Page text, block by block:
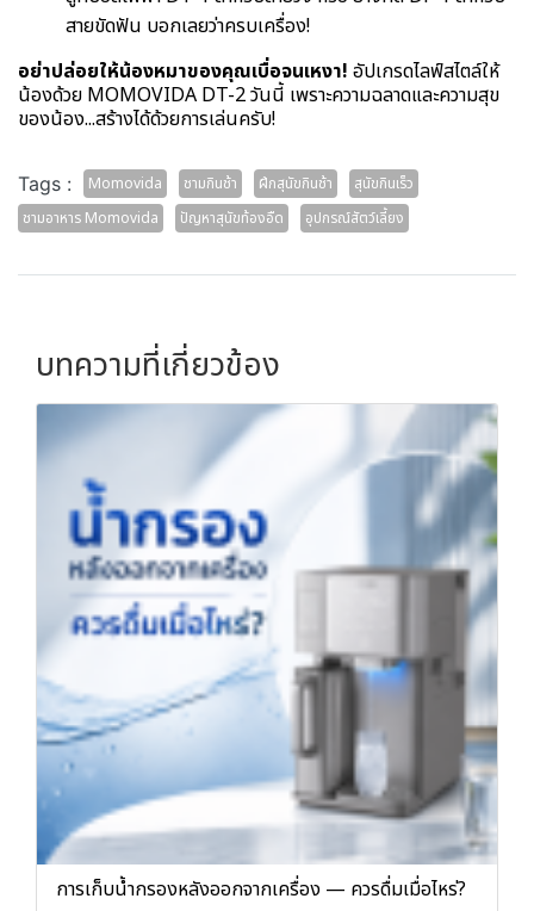
สายขัดฟัน บอกเลยว่าครบเครื่อง!
อย่าปล่อยให้น้องหมาของคุณเบื่อจนเหงา! อัปเกรดไลฟ์สไตล์ให้
น้องด้วย MOMOVIDA DT-2 วันนี้ เพราะความฉลาดและความสุข
ของน้อง...สร้างได้ด้วยการเล่นครับ!
Tags : Momovida ชามกินช้า ฝึกสุนัขกินช้า
สุนัขกินเร็ว
ชามอาหาร Momovida
ปัญหาสุนัขท้องอืด อุปกรณ์สัตว์เลี้ยง
บทความที่เกี่ยวข้อง
การเก็บน้ำกรองหลังออกจากเครื่อง — ควรดื่มเมื่อไหร่?